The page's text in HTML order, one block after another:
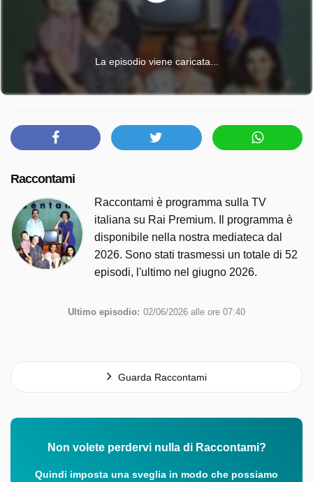
La episodio viene caricata...
Raccontami
Raccontami è programma sulla TV
italiana su Rai Premium. Il programma è
disponibile nella nostra mediateca dal
2026. Sono stati trasmessi un totale di 52
episodi, l'ultimo nel giugno 2026.
Ultimo episodio: 02/06/2026 alle ore 07:40
Guarda Raccontami
Non volete perdervi nulla di Raccontami?
Quindi imposta una sveglia in modo che possiamo